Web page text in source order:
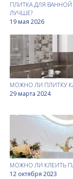
ПЛИТКА ДЛЯ
ЛУЧШЕ?
19 мая 2026
МОЖНО ЛИ ПЛИТКУ
29 марта 2024
МОЖНО ЛИ КЛЕИТЬ
12 октября 2023